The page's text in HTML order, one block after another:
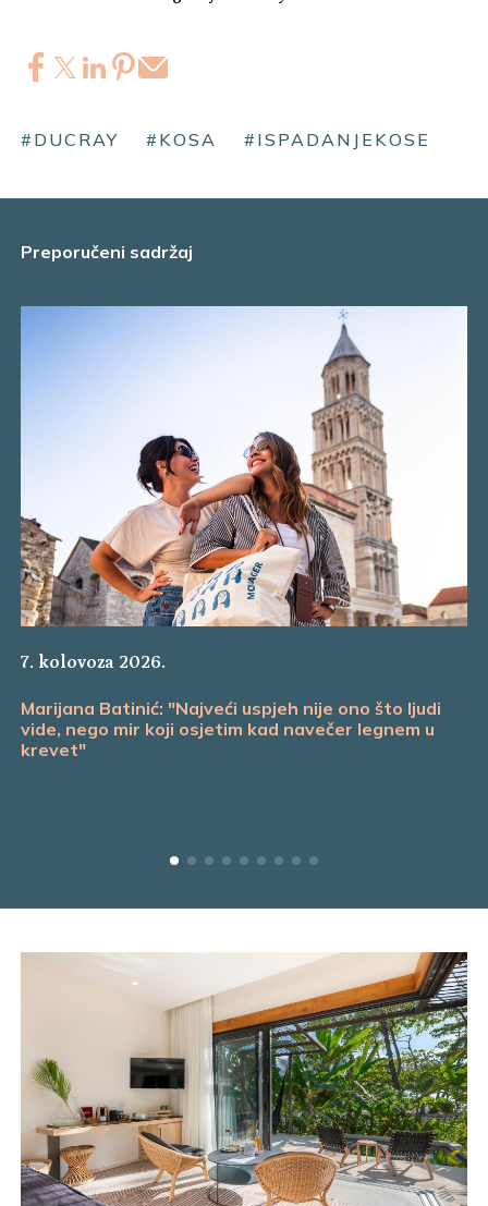
#DUCRAY #KOSA #ISPADANJEKOSE
Preporučeni sadržaj
7. kolovoza 2026.
Marijana Batinić: "Najveći uspjeh nije ono što ljudi
vide, nego mir koji osjetim kad navečer legnem u
krevet"